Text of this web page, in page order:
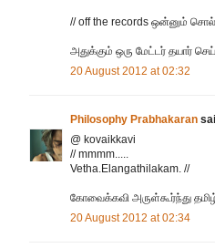
// off the records ஒன்னும்
அதுக்கும் ஒரு மேட்டர் தயார்
20 August 2012 at 02:32
Philosophy Prabhakaran
@ kovaikkavi
// mmmm.....
Vetha.Elangathilakam. //
கோவைக்கவி அருள்கூர்ந்து
20 August 2012 at 02:34